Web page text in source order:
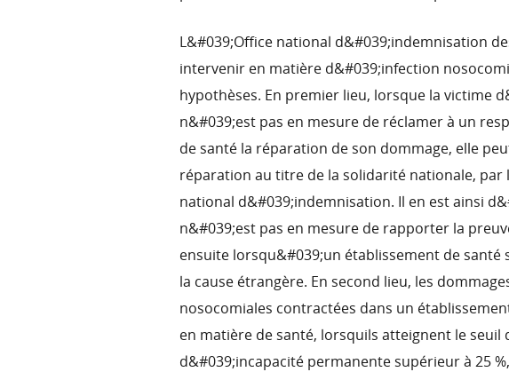
L&#039;Office national d&#039;indemnisation
intervenir en matière d&#039;infection
hypothèses. En premier lieu, lorsque la victime
n&#039;est pas en mesure de réclamer à un
de santé la réparation de son dommage, elle
réparation au titre de la solidarité nationale,
national d&#039;indemnisation. Il en est ainsi
n&#039;est pas en mesure de rapporter la
ensuite lorsqu&#039;un établissement de santé
la cause étrangère. En second lieu, les
nosocomiales contractées dans un
en matière de santé, lorsquils atteignent le
d&#039;incapacité permanente supérieur à 25